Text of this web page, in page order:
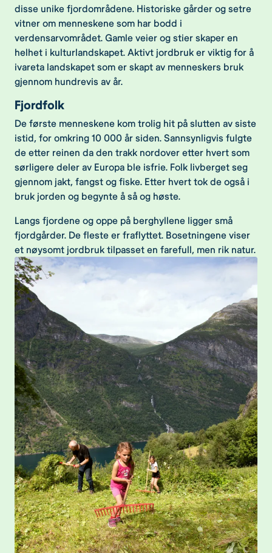
disse unike fjordområdene. Historiske gårder og setre
vitner om menneskene som har bodd i
verdensarvområdet. Gamle veier og stier skaper en
helhet i kulturlandskapet. Aktivt jordbruk er viktig for å
ivareta landskapet som er skapt av menneskers bruk
gjennom hundrevis av år.
Fjordfolk
De første menneskene kom trolig hit på slutten av siste
istid, for omkring 10 000 år siden. Sannsynligvis fulgte
de etter reinen da den trakk nordover etter hvert som
sørligere deler av Europa ble isfrie. Folk livberget seg
gjennom jakt, fangst og fiske. Etter hvert tok de også i
bruk jorden og begynte å så og høste.
Langs fjordene og oppe på berghyllene ligger små
fjordgårder. De fleste er fraflyttet. Bosetningene viser
et nøysomt jordbruk tilpasset en farefull, men rik natur.